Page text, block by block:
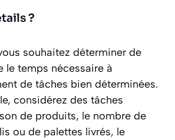
?
souhaitez déterminer de
le temps nécessaire à
de tâches bien déterminées.
considérez des tâches
de produits, le nombre de
ou de palettes livrés, le